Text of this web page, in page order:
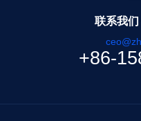
联系我
+86-